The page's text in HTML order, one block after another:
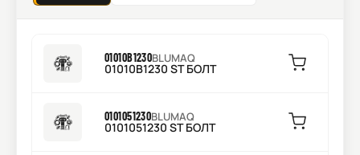
01010B1230BLUMAQ
01010B1230 ST БОЛТ
0101051230BLUMAQ
0101051230 ST БОЛТ